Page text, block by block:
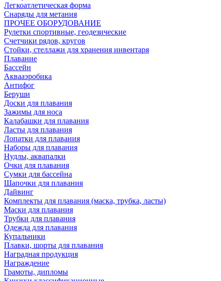
Легкоатлетическая форма
Снаряды для метания
ПРОЧЕЕ ОБОРУДОВАНИЕ
Рулетки спортивные, геодезические
Счетчики рядов, кругов
Стойки, стеллажи для хранения инвентаря
Плавание
Бассейн
Аквааэробика
Антифог
Беруши
Доски для плавания
Зажимы для носа
Калабашки для плавания
Ласты для плавания
Лопатки для плавания
Наборы для плавания
Нудлы, аквапалки
Очки для плавания
Сумки для бассейна
Шапочки для плавания
Дайвинг
Комплекты для плавания (маска, трубка, ласты)
Маски для плавания
Трубки для плавания
Одежда для плавания
Купальники
Плавки, шорты для плавания
Наградная продукция
Награждение
Грамоты, дипломы